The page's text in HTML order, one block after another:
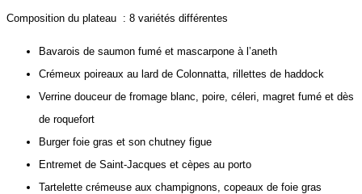
Composition du plateau : 8 variétés différentes
Bavarois de saumon fumé et mascarpone à l’aneth
Crémeux poireaux au lard de Colonnatta, rillettes de haddock
Verrine douceur de fromage blanc, poire, céleri, magret fumé et dès
de roquefort
Burger foie gras et son chutney figue
Entremet de Saint-Jacques et cèpes au porto
Tartelette crémeuse aux champignons, copeaux de foie gras